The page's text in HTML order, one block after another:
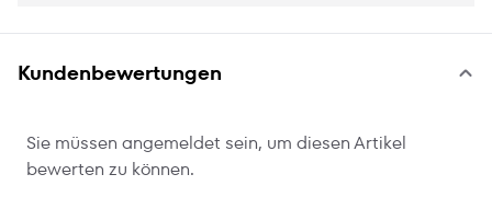
Kundenbewertungen
Sie müssen angemeldet sein, um diesen Artikel
bewerten zu können.